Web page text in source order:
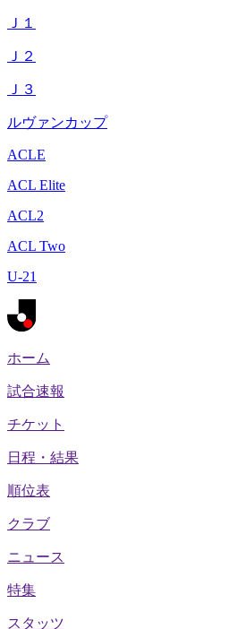
Ｊ１
Ｊ２
Ｊ３
ルヴァンカップ
ACLE
ACL Elite
ACL2
ACL Two
U-21
ホーム
試合速報
チケット
日程・結果
順位表
クラブ
ニュース
特集
スタッツ